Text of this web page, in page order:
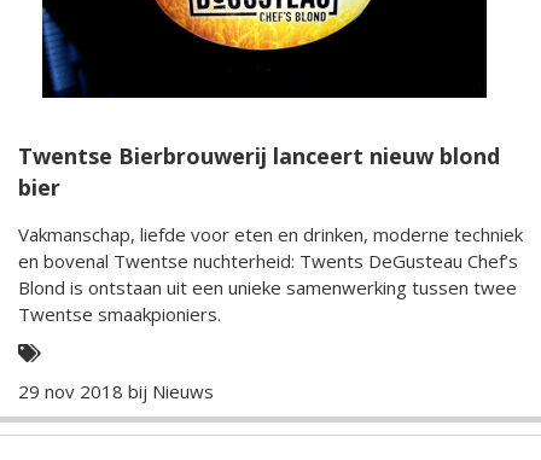
Twentse Bierbrouwerij lanceert nieuw blond
bier
Vakmanschap, liefde voor eten en drinken, moderne techniek
en bovenal Twentse nuchterheid: Twents DeGusteau Chef’s
Blond is ontstaan uit een unieke samenwerking tussen twee
Twentse smaakpioniers.
29 nov 2018 bij Nieuws